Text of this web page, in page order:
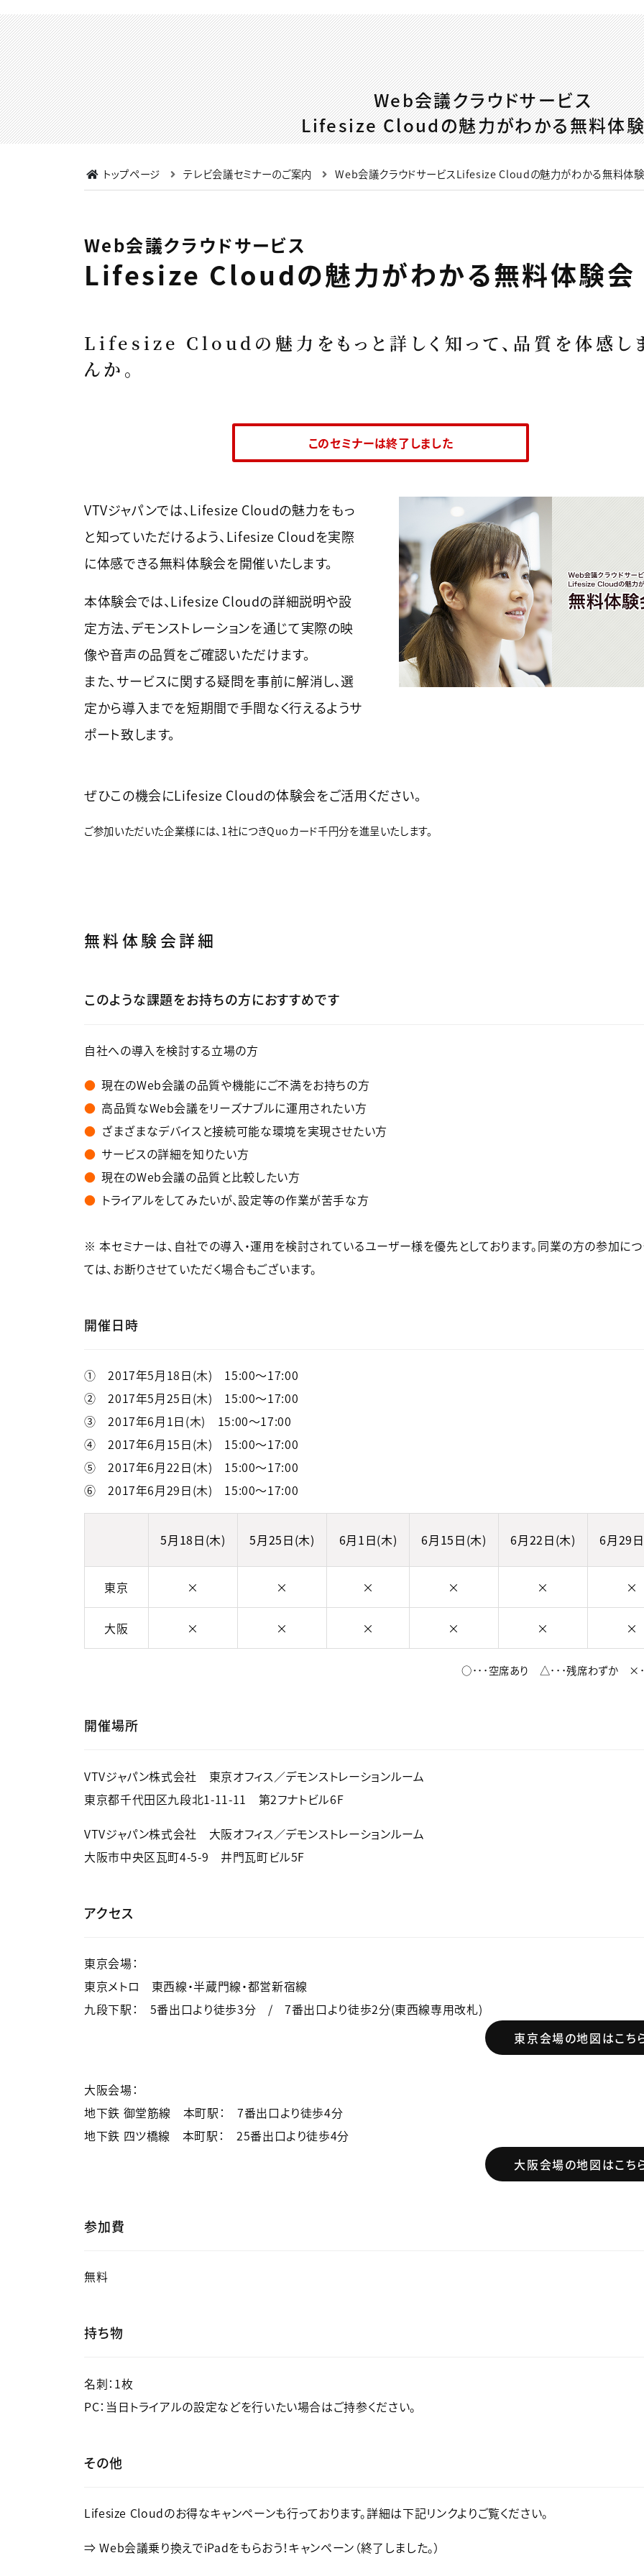
Web会議クラウドサービス
Lifesize Cloudの魅力がわかる無料体
トップページ テレビ会議セミナーのご案内 Web会議クラウドサービスLifesize Cloudの魅力がわかる無料体
Web会議クラウドサービス
Lifesize Cloudの魅力がわかる無料体験会
Lifesize Cloudの魅力をもっと詳しく知って、品質を体感し
んか。
このセミナーは終了しました
VTVジャパンでは、Lifesize Cloudの魅力をもっ
と知っていただけるよう、Lifesize Cloudを実際
に体感できる無料体験会を開催いたします。
本体験会では、Lifesize Cloudの詳細説明や設
定方法、デモンストレーションを通じて実際の映
像や音声の品質をご確認いただけます。
また、サービスに関する疑問を事前に解消し、選
定から導入までを短期間で手間なく行えるようサ
ポート致します。
ぜひこの機会にLifesize Cloudの体験会をご活用ください。
ご参加いただいた企業様には、1社につきQuoカード千円分を進呈いたします。
無料体験会詳細
このような課題をお持ちの方におすすめです
自社への導入を検討する立場の方
現在のWeb会議の品質や機能にご不満をお持ちの方
高品質なWeb会議をリーズナブルに運用されたい方
ざまざまなデバイスと接続可能な環境を実現させたい方
サービスの詳細を知りたい方
現在のWeb会議の品質と比較したい方
トライアルをしてみたいが、設定等の作業が苦手な方
※ 本セミナーは、自社での導入・運用を検討されているユーザー様を優先としております。同業の方の参加に
ては、お断りさせていただく場合もございます。
開催日時
① 2017年5月18日(木) 15:00～17:00
② 2017年5月25日(木) 15:00～17:00
③ 2017年6月1日(木) 15:00～17:00
④ 2017年6月15日(木) 15:00～17:00
⑤ 2017年6月22日(木) 15:00～17:00
⑥ 2017年6月29日(木) 15:00～17:00
5月18日(木) 5月25日(木) 6月1日(木) 6月15日(木) 6月22日(木) 6月29
東京 × × × × × ×
大阪 × × × × × ×
○･･･空席あり △･･･残席わずか ×･
開催場所
VTVジャパン株式会社 東京オフィス／デモンストレーションルーム
東京都千代田区九段北1-11-11 第2フナトビル6F
VTVジャパン株式会社 大阪オフィス／デモンストレーションルーム
大阪市中央区瓦町4-5-9 井門瓦町ビル5F
アクセス
東京会場：
東京メトロ 東西線・半蔵門線・都営新宿線
九段下駅： 5番出口より徒歩3分 / 7番出口より徒歩2分(東西線専用改札)
東京会場の地図はこち
大阪会場：
地下鉄 御堂筋線 本町駅： 7番出口より徒歩4分
地下鉄 四ツ橋線 本町駅： 25番出口より徒歩4分
大阪会場の地図はこち
参加費
無料
持ち物
名刺：1枚
PC：当日トライアルの設定などを行いたい場合はご持参ください。
その他
Lifesize Cloudのお得なキャンペーンも行っております。詳細は下記リンクよりご覧ください。
⇒ Web会議乗り換えでiPadをもらおう！キャンペーン（終了しました。）